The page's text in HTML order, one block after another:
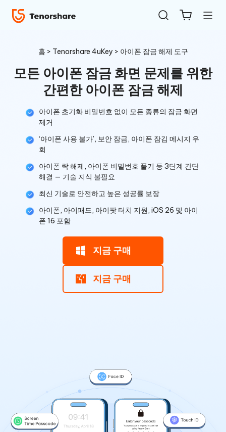
ReiBoot
for iOS
4uKey
for
홈 > Tenorshare 4uKey > 아이폰 잠금 해제 도구
모든 아이폰 잠금 화면 문제를 위한
간편한 아이폰 잠금 해제
아이폰 초기화 비밀번호 없이 모든 종류의 잠금 화면
제거
‘아이폰 사용 불가’, 보안 잠금, 아이폰 잠김 메시지 우
회
아이폰 락 해제, 아이폰 비밀번호 풀기 등 3단계 간단
해결 — 기술 지식 불필요
최신 기술로 안전하고 높은 성공률 보장
아이폰, 아이패드, 아이팟 터치 지원, iOS 26 및 아이
폰 16 포함
지금 구매
지금 구매